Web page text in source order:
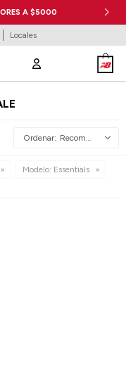
A $5000
Locales
Recomendados
Modelo: Essentials